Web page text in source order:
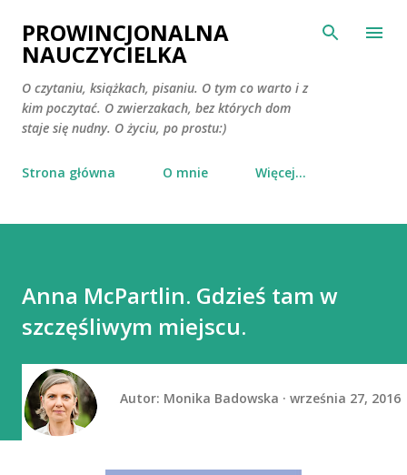
Przejdź do głównej zawartości
PROWINCJONALNA
NAUCZYCIELKA
O czytaniu, książkach, pisaniu. O tym co warto i z
kim poczytać. O zwierzakach, bez których dom
staje się nudny. O życiu, po prostu:)
Strona główna O mnie Więcej…
Anna McPartlin. Gdzieś tam w
szczęśliwym miejscu.
Autor: Monika Badowska września 27, 2016